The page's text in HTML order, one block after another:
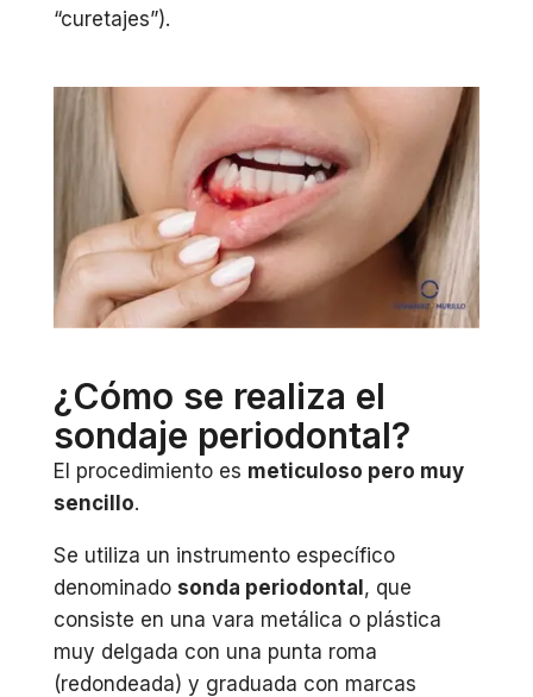
“curetajes”).
¿Cómo se realiza el
sondaje periodontal?
El procedimiento es meticuloso pero muy
sencillo.
Se utiliza un instrumento específico
denominado sonda periodontal, que
consiste en una vara metálica o plástica
muy delgada con una punta roma
(redondeada) y graduada con marcas